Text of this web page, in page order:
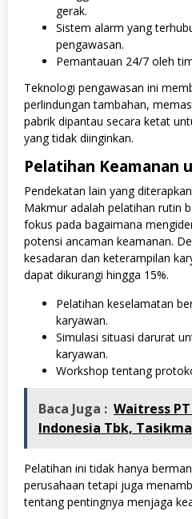
gerak.
Sistem alarm yang
pengawasan.
Pemantauan 24/7 oleh
Teknologi pengawasan ini
perlindungan tambahan,
pabrik dipantau secara ketat
yang tidak diinginkan.
Pelatihan Keamanan
Pendekatan lain yang
Makmur adalah pelatihan rutin
fokus pada bagaimana
potensi ancaman keamanan.
kesadaran dan keterampilan
dapat dikurangi hingga 15%.
Pelatihan keselamatan
karyawan.
Simulasi situasi darurat
karyawan.
Workshop tentang
Baca Juga : Waitress
Indonesia Tbk,
Pelatihan ini tidak hanya
perusahaan tetapi juga
tentang pentingnya menjaga